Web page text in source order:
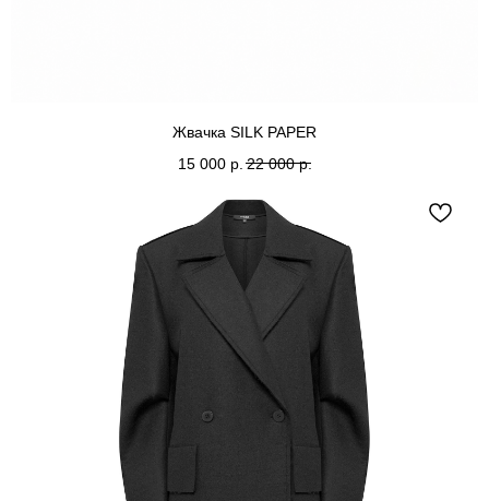
Жвачка SILK PAPER
15 000 р. 22 000 р.